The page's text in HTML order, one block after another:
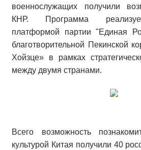
военнослужащих получили
КНР. Программа
платформой партии "Единая
благотворительной Пекинской
Хойзце» в рамках
между двумя странами.
Всего возможность
культурой Китая получили 40